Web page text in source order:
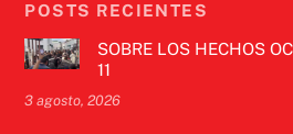
POSTS RECIENTES
SOBRE LOS HECHOS
11
3 agosto, 2026